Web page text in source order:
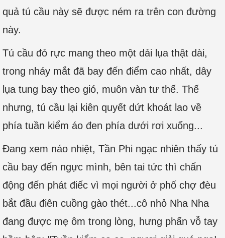
quả tú cầu này sẽ được ném ra trên con đường
này.
Tú cầu đỏ rực mang theo một dải lụa thật dài,
trong nháy mắt đã bay đến điểm cao nhất, dây
lụa tung bay theo gió, muôn vàn tư thế. Thế
nhưng, tú cầu lại kiên quyết dứt khoát lao về
phía tuần kiểm áo đen phía dưới rơi xuống...
Đang xem náo nhiệt, Tần Phi ngạc nhiên thấy tú
cầu bay đến ngực mình, bên tai tức thì chấn
động đến phát điếc vì mọi người ở phố chợ đèu
bắt đầu điên cuồng gào thét...cô nhỏ Nha Nha
đang được mẹ ôm trong lòng, hưng phấn vỗ tay